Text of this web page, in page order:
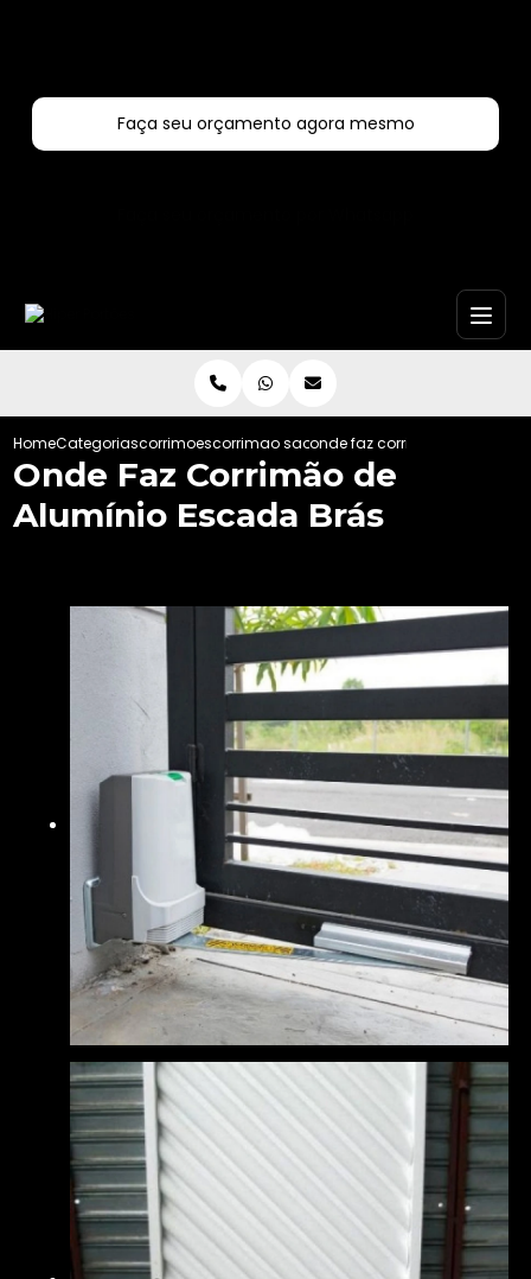
Faça seu orçamento agora mesmo
HomeCategoriascorrimoescorrimao sao pauloonde faz corrimao de
Onde Faz Corrimão de
Alumínio Escada Brás